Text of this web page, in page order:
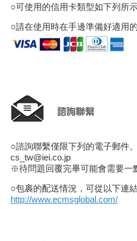
○可使用的信用卡類型如下列所示
○請在使用時在手邊準備好適用的
○諮詢聯繫僅限下列的電子郵件。
cs_tw@iei.co.jp
※待問題回覆完畢可能會需要一
○包裹的配送情況，可從以下連結
http://www.ecmsglobal.com/